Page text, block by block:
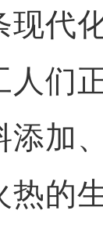
现代
人们
添加
热的